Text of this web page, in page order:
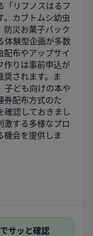
「リフノスはるフ
。カブトムシ幼虫
防災お菓子バック
体験型企画が多数
配布やアップサイ
作りは事前申込が
奨されます。ま
子ども向けの本や
券配布方式のた
確認しておきまし
激する多様なプロ
機会を提供しま
サッと確認